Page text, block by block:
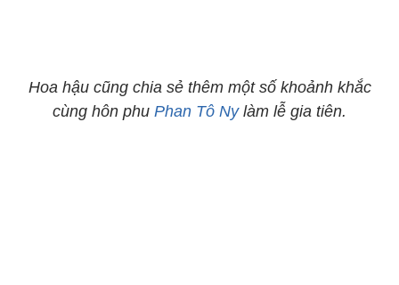
Hoa hậu cũng chia sẻ thêm một số khoảnh khắc
cùng hôn phu Phan Tô Nylàm lễ gia tiên.